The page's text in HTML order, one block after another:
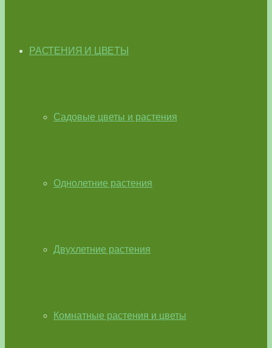
РАСТЕНИЯ И ЦВЕТЫ
Садовые цветы и растения
Однолетние растения
Двухлетние растения
Комнатные растения и цветы